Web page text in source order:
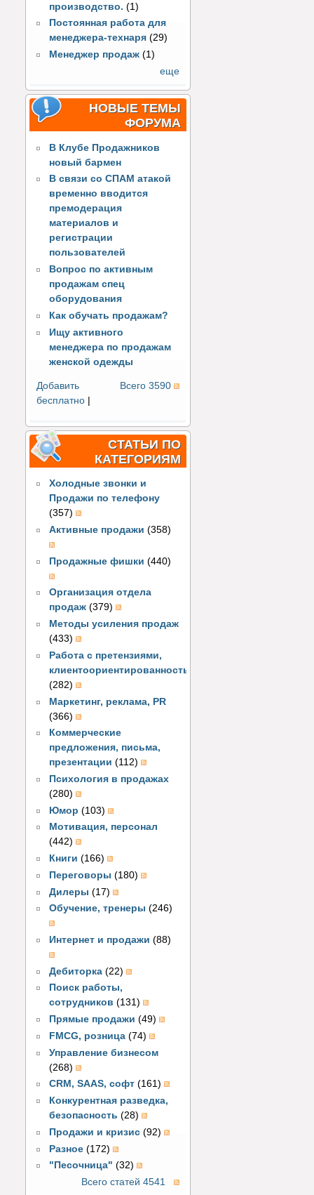
производство. (1)
Постоянная работа для
менеджера-технаря (29)
Менеджер продаж (1)
еще
НОВЫЕ ТЕМЫ
ФОРУМА
В Клубе Продажников
новый бармен
В связи со СПАМ атакой
временно вводится
премодерация
материалов и
регистрации
пользователей
Вопрос по активным
продажам спец
оборудования
Как обучать продажам?
Ищу активного
менеджера по продажам
женской одежды
Всего 3590
Добавить
бесплатно |
СТАТЬИ ПО
КАТЕГОРИЯМ
Холодные звонки и
Продажи по телефону
(357)
Активные продажи (358)
Продажные фишки (440)
Организация отдела
продаж (379)
Методы усиления продаж
(433)
Работа с претензиями,
клиентоориентированность
(282)
Маркетинг, реклама, PR
(366)
Коммерческие
предложения, письма,
презентации (112)
Психология в продажах
(280)
Юмор (103)
Мотивация, персонал
(442)
Книги (166)
Переговоры (180)
Дилеры (17)
Обучение, тренеры (246)
Интернет и продажи (88)
Дебиторка (22)
Поиск работы,
сотрудников (131)
Прямые продажи (49)
FMCG, розница (74)
Управление бизнесом
(268)
CRM, SAAS, софт (161)
Конкурентная разведка,
безопасность (28)
Продажи и кризис (92)
Разное (172)
"Песочница" (32)
Всего статей 4541